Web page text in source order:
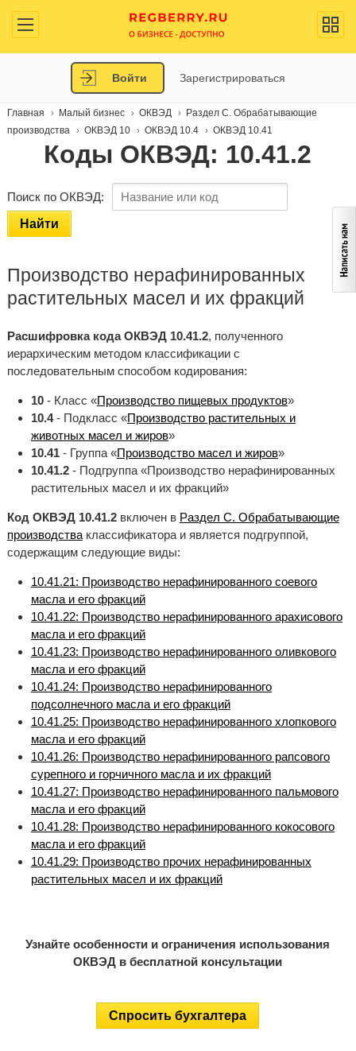
Войти Зарегистрироваться
Главная Малый бизнес ОКВЭД
Раздел C. Обрабатывающие
производства
ОКВЭД 10 ОКВЭД 10.4 ОКВЭД 10.41
Коды ОКВЭД: 10.41.2
Поиск по ОКВЭД:
Найти
Производство нерафинированных
растительных масел и их фракций
Расшифровка кода ОКВЭД 10.41.2, полученного
иерархическим методом классификации с
последовательным способом кодирования:
10- Класс «Производство пищевых продуктов»
10.4- Подкласс «Производство растительных и
животных масел и жиров»
10.41- Группа «Производство масел и жиров»
10.41.2- Подгруппа «Производство нерафинированных
растительных масел и их фракций»
Код ОКВЭД 10.41.2включен в Раздел C. Обрабатывающие
производстваклассификатора и является подгруппой,
содержащим следующие виды:
10.41.21: Производство нерафинированного соевого
масла и его фракций
10.41.22: Производство нерафинированного арахисового
масла и его фракций
10.41.23: Производство нерафинированного оливкового
масла и его фракций
10.41.24: Производство нерафинированного
подсолнечного масла и его фракций
10.41.25: Производство нерафинированного хлопкового
масла и его фракций
10.41.26: Производство нерафинированного рапсового
сурепного и горчичного масла и их фракций
10.41.27: Производство нерафинированного пальмового
масла и его фракций
10.41.28: Производство нерафинированного кокосового
масла и его фракций
10.41.29: Производство прочих нерафинированных
растительных масел и их фракций
Узнайте особенности и ограничения использования
ОКВЭД в бесплатной консультации
Спросить бухгалтера